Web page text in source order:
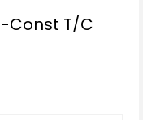
Const T/C